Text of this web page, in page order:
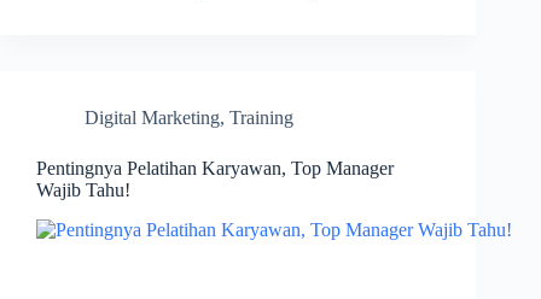
Digital Marketing, Training
Pentingnya Pelatihan Karyawan, Top Manager
Wajib Tahu!